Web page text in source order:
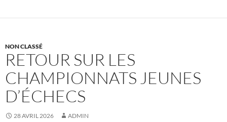
NON CLASSÉ
RETOUR SUR LES
CHAMPIONNATS JEUNES
D’ÉCHECS
28 AVRIL 2026 ADMIN